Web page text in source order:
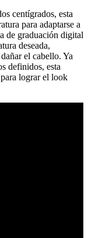
centígrados, esta
para adaptarse a
de graduación digital
deseada,
el cabello. Ya
definidos, esta
lograr el look